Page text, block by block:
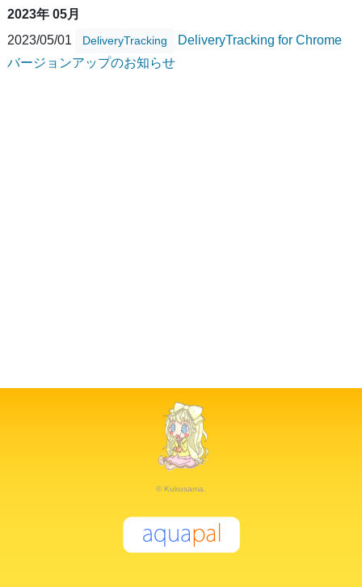
2023年 05月
2023/05/01
DeliveryTracking
DeliveryTracking for Chrome
バージョンアップのお知らせ
© Kukusama.